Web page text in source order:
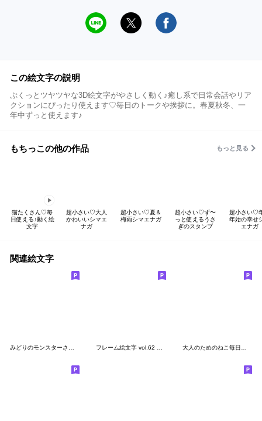
この絵文字の説明
ぷくっとツヤツヤな3D絵文字がやさしく動く♪癒し系で日常会話やリア
クションにぴったり使えます♡毎日のトークや挨拶に。春夏秋冬、一
年中ずっと使えます♪
もちっこの他の作品 もっと見る
猫たくさん♡毎
日使える♪動く絵
文字
超小さい♡大人
かわいいシマエ
ナガ
超小さい♡夏＆
梅雨シマエナガ
超小さい♡ず〜
っと使えるうさ
ぎのスタンプ
超小さい♡
年始の幸せ
エナガ
関連絵文字